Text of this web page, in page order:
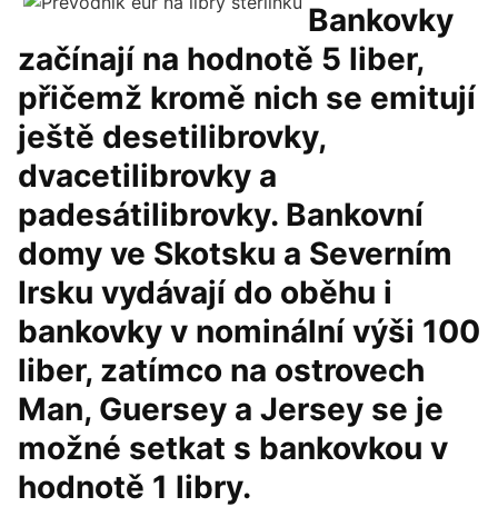
Bankovky
začínají na hodnotě 5 liber,
přičemž kromě nich se emitují
ještě desetilibrovky,
dvacetilibrovky a
padesátilibrovky. Bankovní
domy ve Skotsku a Severním
Irsku vydávají do oběhu i
bankovky v nominální výši 100
liber, zatímco na ostrovech
Man, Guersey a Jersey se je
možné setkat s bankovkou v
hodnotě 1 libry.